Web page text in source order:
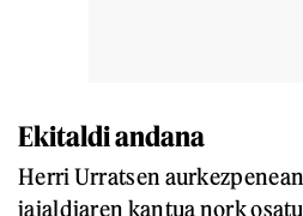
Ekitaldi andana
Herri Urratsen
jaialdiaren kantua nork